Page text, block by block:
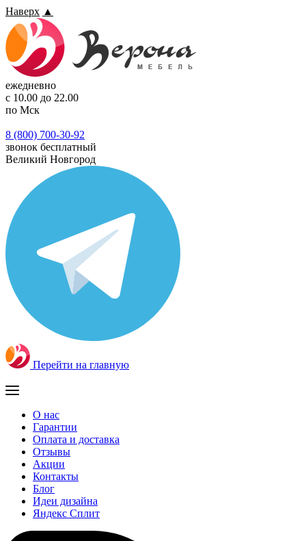
Наверх ▲
ежедневно
с 10.00 до 22.00
по Мск
8 (800) 700-30-92
звонок бесплатный
Великий Новгород
Перейти на главную
О нас
Гарантии
Оплата и доставка
Отзывы
Акции
Контакты
Блог
Идеи дизайна
Яндекс Сплит